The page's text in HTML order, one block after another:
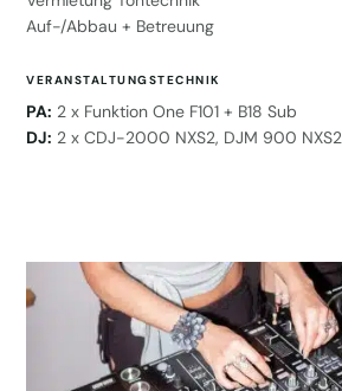
Auf-/Abbau + Betreuung
VERANSTALTUNGSTECHNIK
PA: 2 x Funktion One F101 + B18 Sub
DJ: 2 x CDJ-2000 NXS2, DJM 900 NXS2